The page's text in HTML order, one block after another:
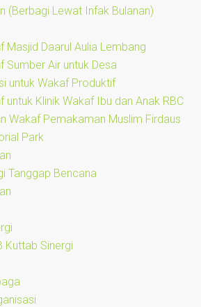
(Berbagi Lewat Infak Bulanan)
Masjid Daarul Aulia Lembang
Sumber Air untuk Desa
untuk Wakaf Produktif
untuk Klinik Wakaf Ibu dan Anak RBC
Wakaf Pemakaman Muslim Firdaus
Park
Tanggap Bencana
Kuttab Sinergi